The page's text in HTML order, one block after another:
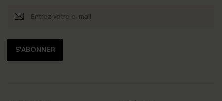
S'ABONNER